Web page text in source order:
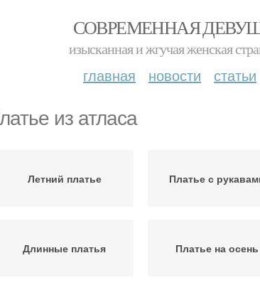
СОВРЕМЕННАЯ
изысканная и жгучая женская
главная новости статьи
из атласа
Летний платье Платье с
Длинные платья Платье на осень